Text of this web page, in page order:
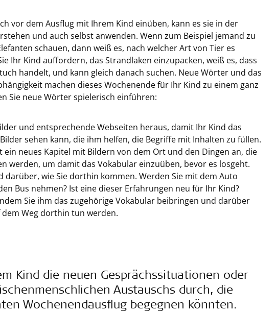
vor dem Ausflug mit Ihrem Kind einüben, kann es sie in der
und auch selbst anwenden. Wenn zum Beispiel jemand zu
schauen, dann weiß es, nach welcher Art von Tier es
Ihr Kind auffordern, das Strandlaken einzupacken, weiß es, dass
handelt, und kann gleich danach suchen. Neue Wörter und das
machen dieses Wochenende für Ihr Kind zu einem ganz
Sie neue Wörter spielerisch einführen:
und entsprechende Webseiten heraus, damit Ihr Kind das
sehen kann, die ihm helfen, die Begriffe mit Inhalten zu füllen.
ein neues Kapitel mit Bildern von dem Ort und den Dingen an, die
werden, um damit das Vokabular einzuüben, bevor es losgeht.
darüber, wie Sie dorthin kommen. Werden Sie mit dem Auto
Bus nehmen? Ist eine dieser Erfahrungen neu für Ihr Kind?
Sie ihm das zugehörige Vokabular beibringen und darüber
Weg dorthin tun werden.
Kind die neuen Gesprächssituationen oder
Austauschs durch, die
Wochenendausflug begegnen könnten.